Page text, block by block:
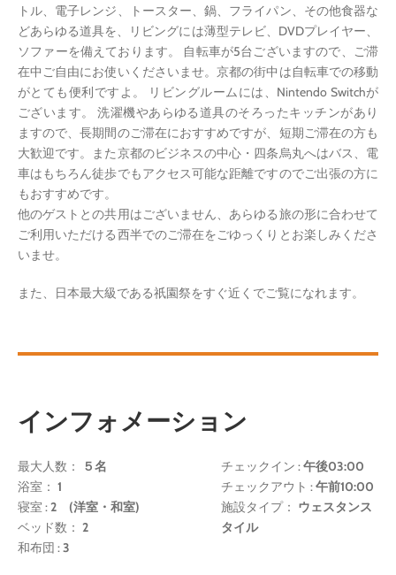
トル、電子レンジ、トースター、鍋、フライパン、その他食器な
どあらゆる道具を、リビングには薄型テレビ、DVDプレイヤー、
ソファーを備えております。 自転車が5台ございますので、ご滞
在中ご自由にお使いくださいませ。京都の街中は自転車での移動
がとても便利ですよ。 リビングルームには、Nintendo Switchが
ございます。 洗濯機やあらゆる道具のそろったキッチンがあり
ますので、長期間のご滞在におすすめですが、短期ご滞在の方も
大歓迎です。また京都のビジネスの中心・四条烏丸へはバス、電
車はもちろん徒歩でもアクセス可能な距離ですのでご出張の方に
もおすすめです。
他のゲストとの共用はございません、あらゆる旅の形に合わせて
ご利用いただける西半でのご滞在をごゆっくりとお楽しみくださ
いませ。
また、日本最大級である祇園祭をすぐ近くでご覧になれます。
インフォメーション
最大人数：
５名
浴室： 1
寝室 :2 (洋室・和室)
ベッド数： 2
和布団 :3
チェックイン :午後03:00
チェックアウト :午前10:00
施設タイプ： ウェスタンス
タイル